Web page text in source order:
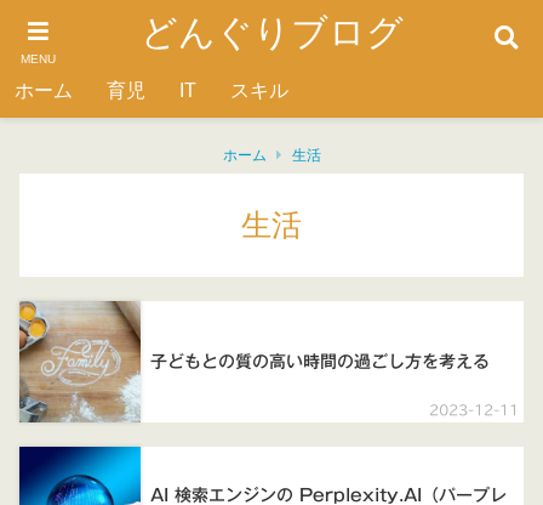
MENU
どんぐりブログ
ホーム 育児 IT スキル
ホーム 生活
生活
2023-12-11
子どもとの質の高い時間の過ごし方を考える
AI 検索エンジンの Perplexity.AI（パープレ